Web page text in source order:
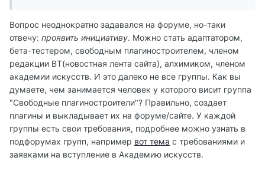
Вопрос неоднократно задавался на форуме, но-таки
отвечу: проявить инициативу. Можно стать адаптатором,
бета-тестером, свободным плагиностроителем, членом
редакции ВТ(новостная лента сайта), алхимиком, членом
академии искусств. И это далеко не все группы. Как вы
думаете, чем занимается человек у которого висит группа
"Свободные плагиностроители"? Правильно, создает
плагины и выкладывает их на форуме/сайте. У каждой
группы есть свои требования, подробнее можно узнать в
подфорумах групп, например вот тема с требованиями и
заявками на вступление в Академию искусств.